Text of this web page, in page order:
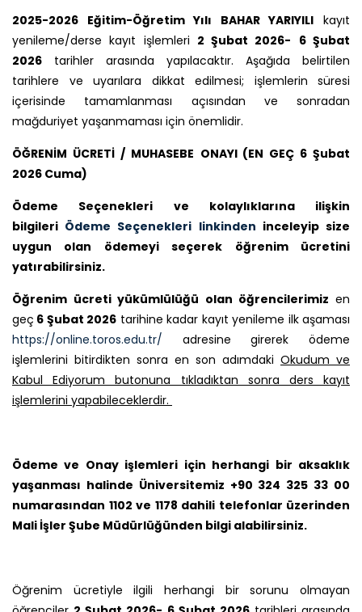
2025-2026 Eğitim-Öğretim Yılı BAHAR YARIYILI kayıt
yenileme/derse kayıt işlemleri 2 Şubat 2026- 6 Şubat
2026 tarihler arasında yapılacaktır. Aşağıda belirtilen
tarihlere ve uyarılara dikkat edilmesi; işlemlerin süresi
içerisinde tamamlanması açısından ve sonradan
mağduriyet yaşanmaması için önemlidir.
ÖĞRENİM ÜCRETİ / MUHASEBE ONAYI (EN GEÇ 6 Şubat
2026 Cuma)
Ödeme Seçenekleri ve kolaylıklarına ilişkin
bilgileri Ödeme Seçenekleri linkinden inceleyip size
uygun olan ödemeyi seçerek öğrenim ücretini
yatırabilirsiniz.
Öğrenim ücreti yükümlülüğü olan öğrencilerimiz en
geç 6 Şubat 2026 tarihine kadar kayıt yenileme ilk aşaması
https://online.toros.edu.tr/ adresine girerek ödeme
işlemlerini bitirdikten sonra en son adımdaki Okudum ve
Kabul Ediyorum butonuna tıkladıktan sonra ders kayıt
işlemlerini yapabileceklerdir.
Ödeme ve Onay işlemleri için herhangi bir aksaklık
yaşanması halinde Üniversitemiz +90 324 325 33 00
numarasından 1102 ve 1178 dahili telefonlar üzerinden
Mali İşler Şube Müdürlüğünden bilgi alabilirsiniz.
Öğrenim ücretiyle ilgili herhangi bir sorunu olmayan